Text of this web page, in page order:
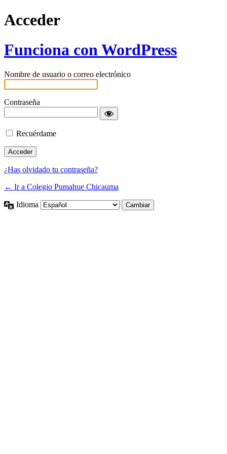
Acceder
Funciona con WordPress
Nombre de usuario o correo electrónico
Contraseña
Recuérdame
¿Has olvidado tu contraseña?
← Ir a Colegio Pumahue Chicauma
Idioma